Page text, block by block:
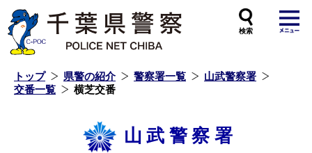
トップ 県警の紹介 警察署一覧
山武警察署
交番一覧
横芝交番
山武警察署